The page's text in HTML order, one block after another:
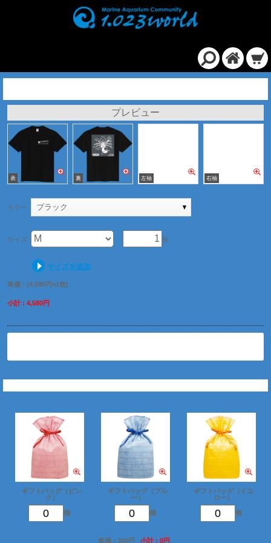
プレビュー
カラー ブラック
枚
サイズ
サイズを追加
単価 : (4,580円×1枚)
小計 : 4,580円
ギフトバッグ（ピン
ク）
個
ギフトバッグ（ブル
ー）
個
ギフトバッグ（イエ
ロー）
個
単価 : 300円 小計 : 0円